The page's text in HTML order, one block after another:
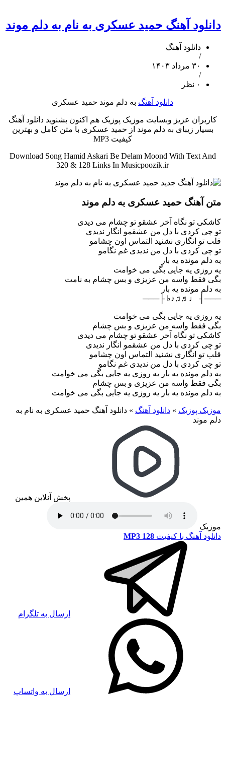
دانلود آهنگ حمید عسکری به نام به دلم موند
دانلود آهنگ
/
۳۰ مرداد ۱۴۰۳
/
۰ نظر
دانلود آهنگ به دلم موند حمید عسکری
کاربران عزیز وبسایت موزیک پوزیک هم اکنون بشنوید دانلود آهنگ
بسیار زیبای به دلم موند از حمید عسکری با متن کامل و بهترین
کیفیت MP3
Download Song Hamid Askari Be Delam Moond With Text And
320 & 128 Links In Musicpoozik.ir
متن آهنگ حمید عسکری به دلم موند
کاشکی تو نگاه آخر عشقو تو چشام می دیدی
تو چی کردی با دل من عشقمو انگار ندیدی
قلب تو انگاری نشنید التماس اون چشامو
تو چی کردی با دل من ندیدی غم نگامو
به دلم مونده یه بار
یه روزی یه جایی بگی می خوامت
بگی فقط واسه من عزیزی و بس چشام به نامت
به دلم مونده یه بار
───┤ ♩♬♫♪♭ ├───
یه روزی یه جایی بگی می خوامت
بگی فقط واسه من عزیزی و بس چشام
کاشکی تو نگاه آخر عشقو تو چشام می دیدی
تو چی کردی با دل من عشقمو انگار ندیدی
قلب تو انگاری نشنید التماس اون چشامو
تو چی کردی با دل من ندیدی غم نگامو
به دلم مونده یه بار یه روزی یه جایی بگی می خوامت
بگی فقط واسه من عزیزی و بس چشام
به دلم مونده یه بار یه روزی یه جایی بگی می خوامت
موزیک پوزیک » دانلود آهنگ » دانلود آهنگ حمید عسکری به نام به
دلم موند
پخش آنلاین همین
موزیک
دانلود آهنگ با کیفیت MP3 128
ارسال به تلگرام
ارسال به واتساپ